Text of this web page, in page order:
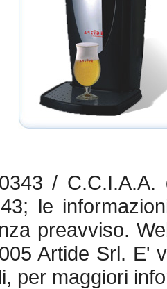
/
le
preavviso.
Artide Srl. E'
per maggiori